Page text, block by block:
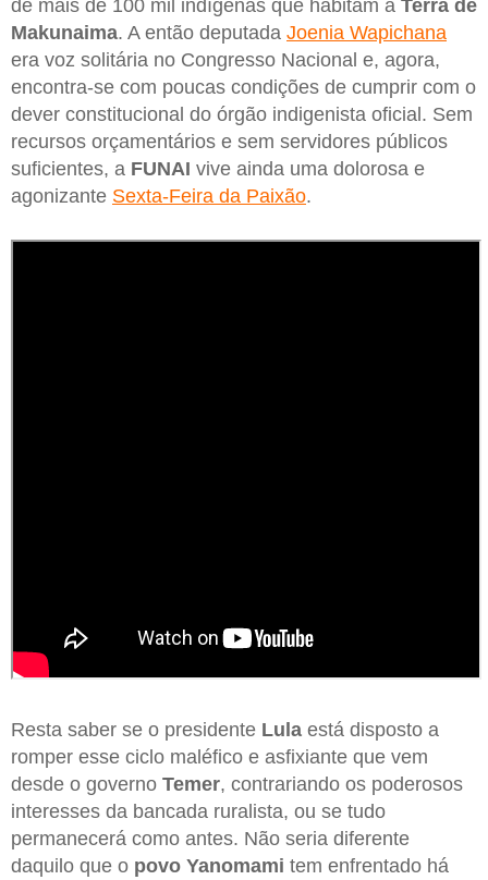
de mais de 100 mil indígenas que habitam a Terra de
Makunaima. A então deputada Joenia Wapichana
era voz solitária no Congresso Nacional e, agora,
encontra-se com poucas condições de cumprir com o
dever constitucional do órgão indigenista oficial. Sem
recursos orçamentários e sem servidores públicos
suficientes, a FUNAI vive ainda uma dolorosa e
agonizante Sexta-Feira da Paixão.
Resta saber se o presidente Lula está disposto a
romper esse ciclo maléfico e asfixiante que vem
desde o governo Temer, contrariando os poderosos
interesses da bancada ruralista, ou se tudo
permanecerá como antes. Não seria diferente
daquilo que o povo Yanomami tem enfrentado há